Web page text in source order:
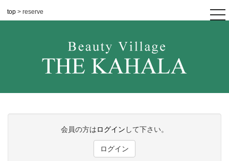
top > reserve
会員の方はログイン して下さい。
ログイン